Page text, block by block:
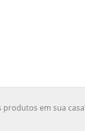
em sua